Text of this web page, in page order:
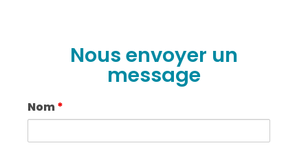
Nous envoyer un
message
Nom*